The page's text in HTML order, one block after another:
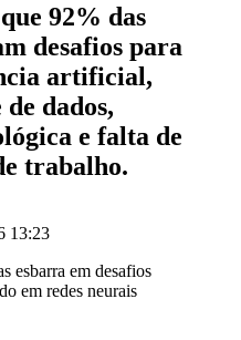
92% das
desafios para
artificial,
dados,
e falta de
trabalho.
13:23
em redes neurais